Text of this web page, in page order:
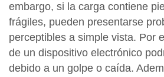
embargo, si la carga contiene
frágiles, pueden presentarse
perceptibles a simple vista. Por
de un dispositivo electrónico
debido a un golpe o caída.